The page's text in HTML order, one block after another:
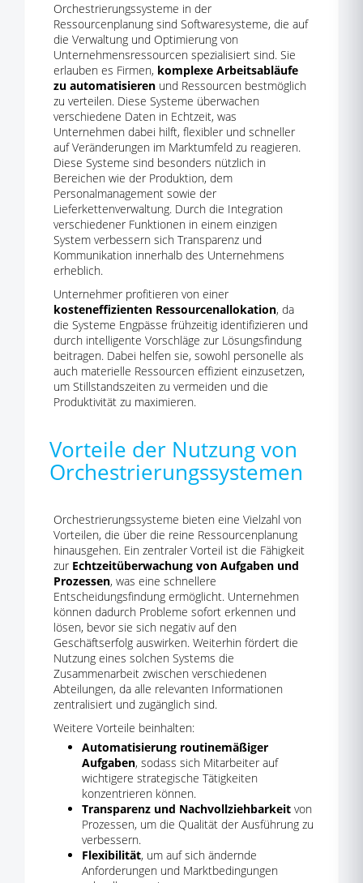
Orchestrierungssysteme in der
Ressourcenplanung sind Softwaresysteme, die auf
die Verwaltung und Optimierung von
Unternehmensressourcen spezialisiert sind. Sie
erlauben es Firmen, komplexe Arbeitsabläufe
zu automatisieren und Ressourcen bestmöglich
zu verteilen. Diese Systeme überwachen
verschiedene Daten in Echtzeit, was
Unternehmen dabei hilft, flexibler und schneller
auf Veränderungen im Marktumfeld zu reagieren.
Diese Systeme sind besonders nützlich in
Bereichen wie der Produktion, dem
Personalmanagement sowie der
Lieferkettenverwaltung. Durch die Integration
verschiedener Funktionen in einem einzigen
System verbessern sich Transparenz und
Kommunikation innerhalb des Unternehmens
erheblich.
Unternehmer profitieren von einer
kosteneffizienten Ressourcenallokation, da
die Systeme Engpässe frühzeitig identifizieren und
durch intelligente Vorschläge zur Lösungsfindung
beitragen. Dabei helfen sie, sowohl personelle als
auch materielle Ressourcen effizient einzusetzen,
um Stillstandszeiten zu vermeiden und die
Produktivität zu maximieren.
Vorteile der Nutzung von
Orchestrierungssystemen
Orchestrierungssysteme bieten eine Vielzahl von
Vorteilen, die über die reine Ressourcenplanung
hinausgehen. Ein zentraler Vorteil ist die Fähigkeit
zur Echtzeitüberwachung von Aufgaben und
Prozessen, was eine schnellere
Entscheidungsfindung ermöglicht. Unternehmen
können dadurch Probleme sofort erkennen und
lösen, bevor sie sich negativ auf den
Geschäftserfolg auswirken. Weiterhin fördert die
Nutzung eines solchen Systems die
Zusammenarbeit zwischen verschiedenen
Abteilungen, da alle relevanten Informationen
zentralisiert und zugänglich sind.
Weitere Vorteile beinhalten:
Automatisierung routinemäßiger
Aufgaben, sodass sich Mitarbeiter auf
wichtigere strategische Tätigkeiten
konzentrieren können.
Transparenz und Nachvollziehbarkeit von
Prozessen, um die Qualität der Ausführung zu
verbessern.
Flexibilität, um auf sich ändernde
Anforderungen und Marktbedingungen